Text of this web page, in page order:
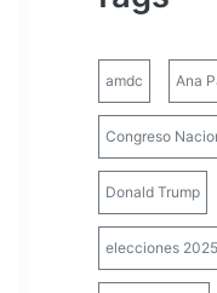
amdc Ana
Congreso
Donald Trump
elecciones 2025